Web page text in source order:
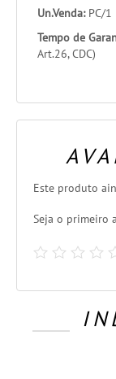
Un.Venda: PC/1
Tempo de
Art.26, CDC)
Este produto
Seja o primeiro